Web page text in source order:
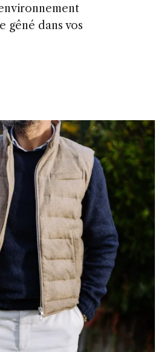
gêné dans vos